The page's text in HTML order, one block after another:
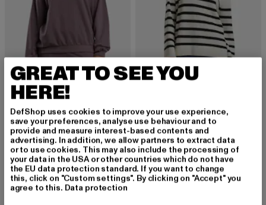
URBAN CLASSICS
Ladies Oversized Light Terry
18,80 EUR
Derzeitiger Preis: 18,80 EUR
39,99 EURAktionspreis: 39,99 EUR
Ladies Rib Striped
21,15 EUR
Derzeitiger Preis: 21,15 EUR
44,99 EURAktionspreis:
Damen Pullover Rundhals: Klassischer Stil trifft auf
Komfort
GREAT TO SEE YOU
HERE!
DefShop uses cookies to improve your use experience,
save your preferences, analyse use behaviour and to
provide and measure interest-based contents and
advertising. In addition, we allow partners to extract data
or to use cookies. This may also include the processing of
your data in the USA or other countries which do not have
the EU data protection standard. If you want to change
this, click on "Custom settings". By clicking on "Accept" you
agree to this. Data protection